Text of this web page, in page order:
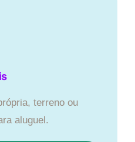
terreno ou
aluguel.